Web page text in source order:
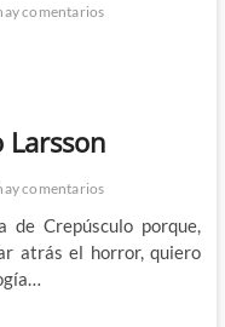
comentarios
comentarios
de Crepúsculo porque,
atrás el horror, quiero